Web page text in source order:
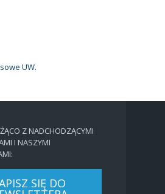
UW.
Z NADCHODZĄCYMI
I NASZYMI
SIĘ DO